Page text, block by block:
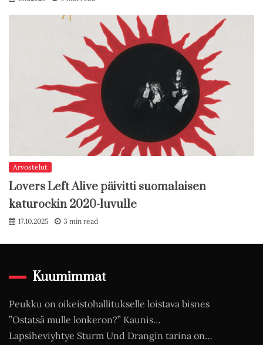
Arvostelut
Lovers Left Alive päivitti suomalaisen
katurockin 2020-luvulle
17.10.2025 3 min read
Kuumimmat
Peukku on oikeistohallitukselle loistava bisnes
”Ostatsä mulle lonkeron?” Kaunis…
Lapsiheviyhtye Sturm Und Drangin tarina on…